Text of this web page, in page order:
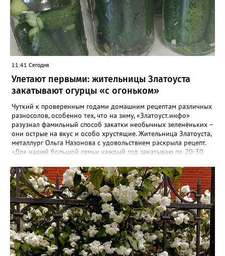
11:41 Сегодня
Улетают первыми: жительницы Златоуста
закатывают огурцы «с огоньком»
Чуткий к проверенным годами домашним рецептам различных
разносолов, особенно тех, что на зиму, «Златоуст.инфо»
разузнал фамильный способ закатки необычных зеленёньких –
они острые на вкус и особо хрустящие. Жительница Златоуста,
металлург Ольга Назонова с удовольствием раскрыла рецепт.
«Для нашей большой семьи каждый год закатываю по 20-30
улетают со стола первыми, а гости неизменно просят рецепт, -
отметила Ольга. – Несмотря на это неласковое лето, парники
уже полны огурцов. Запаситесь любым недорогим острым
кетчупом и попробуйте наш семейный рецепт. Дети называют
его «Бомбяо». Первое, советует Ольга, - замачиваем огурцы в
воде на 2-3 часа. Тщательно моем и обрезаем «попки». На дно
литровой банки кладём листья хрена, укроп, чеснок, лавровый
лист, перец горошком. Для маринада понадобится 1,25 литра
воды, 2 столовых ложки соли, стакан сахара, 0,5 стакана уксуса
(9-процентного), пачка острого кетчупа типа «Чили». Всё